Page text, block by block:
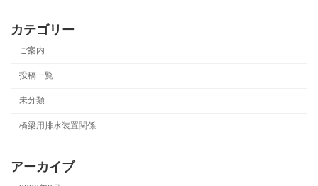
カテゴリー
ご案内
投稿一覧
未分類
橋梁用排水装置関係
アーカイブ